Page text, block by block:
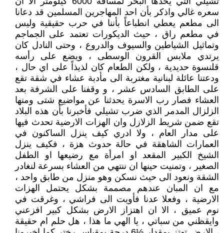
سعره غالي واذكر بأن احد المهاجرين المسلمين قد دعانا
الى مطعم يعطي انطباعاً بأننا في حرب حقيقية وليس
في مطعم راق ، حيث الديكورات تعتمد على الجماجم
وتماثيل الشياطين والسيوف والدروع ، وحتى النادل كان
يرتدي ملابس القرون الوسطى ، ويضع على رأسه
قلنسوة حديدية ، ولكن الطعام كان لذيذاً على اي حال ،
ودعتنا عائلة لبنانية مغتربة الى مأدبة عشاء في شقة تقع
على الطابق السادس عشر ، و وقفنا على الشرفة بعد
العشاء فصار رب الاسرة يحدثنا عن مواضيع شتى ومنها
الزلزال المدمر الذي ضرب تشيلي فأخبرنا بأن هذه البلاد
تقع ضمن شريط الزلازل وان الهزات الارضية تحدث فيها
على مدار العام ، ولا ادري كيف ينزل الساكنون في
العمارات الشاهقة في حالة حدوث هزة ، فكيف ينزل
الشيخ الكبير المقعد او امرأة مع رضيعها او الطفل
الصغير ، وتمنيت حينها ان ننتهي من العشاء بسرعة لنغادر
الشقة ونعود الى حيث نسكن وهو منزل من طابق واحد ،
مع ان المبان عندهم مصممة بشكل يحتمل الهزات
الارضية ، وفعلا عدنا فأويت الى فراشي ، وغرقت في
نوم عميق ، الا ان اهتزاز الارض بشكل كبير افزعني
وايقظني من سباتي ، يا الهي ما هذا ، هل حلم ام حقيقة